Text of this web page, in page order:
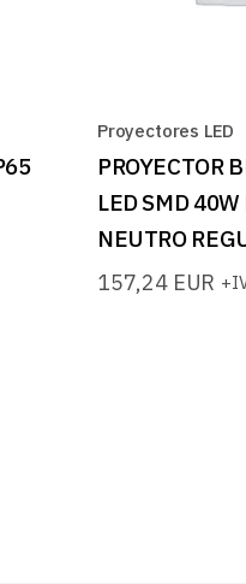
Proyectores LED
PROYECTOR
LED SMD
NEUTRO
157,24 EUR